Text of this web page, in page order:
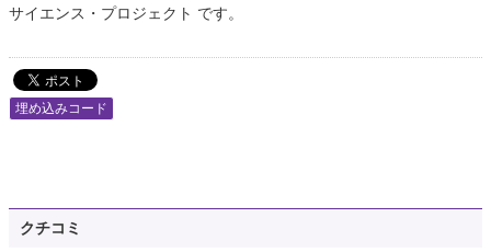
サイエンス・プロジェクト です。
埋め込みコード
クチコミ